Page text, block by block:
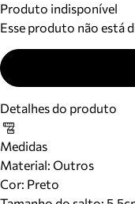
Produto indisponível
Esse produto não está
Detalhes do produto
Medidas
Material: Outros
Cor: Preto